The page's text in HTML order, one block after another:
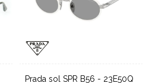
Prada sol SPR B56 - 23E50Q